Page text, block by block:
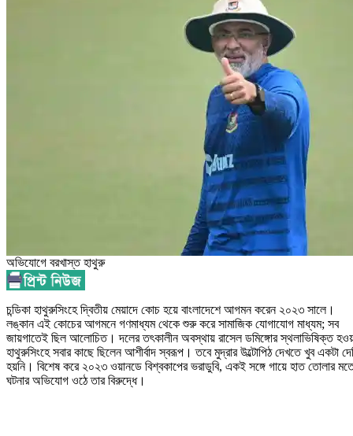
অভিযোগে বরখাস্ত হাথুরু
চন্ডিকা হাথুরুসিংহে দ্বিতীয় মেয়াদে কোচ হয়ে বাংলাদেশে আগমন করেন ২০২৩ সালে।
লঙ্কান এই কোচের আগমনে গণমাধ্যম থেকে শুরু করে সামাজিক যোগাযোগ মাধ্যম; সব
জায়গাতেই ছিল আলোচিত। দলের তৎকালীন অবস্থায় রাসেল ডমিঙ্গোর স্থলাভিষিক্ত
হাথুরুসিংহে সবার কাছে ছিলেন আশীর্বাদ স্বরূপ। তবে মুদ্রার উল্টোপিঠ দেখতে খুব একটা
হয়নি। বিশেষ করে ২০২৩ ওয়ানডে বিশ্বকাপের ভরাডুবি, একই সঙ্গে গায়ে হাত তোলার
ঘটনার অভিযোগ ওঠে তার বিরুদ্ধে।